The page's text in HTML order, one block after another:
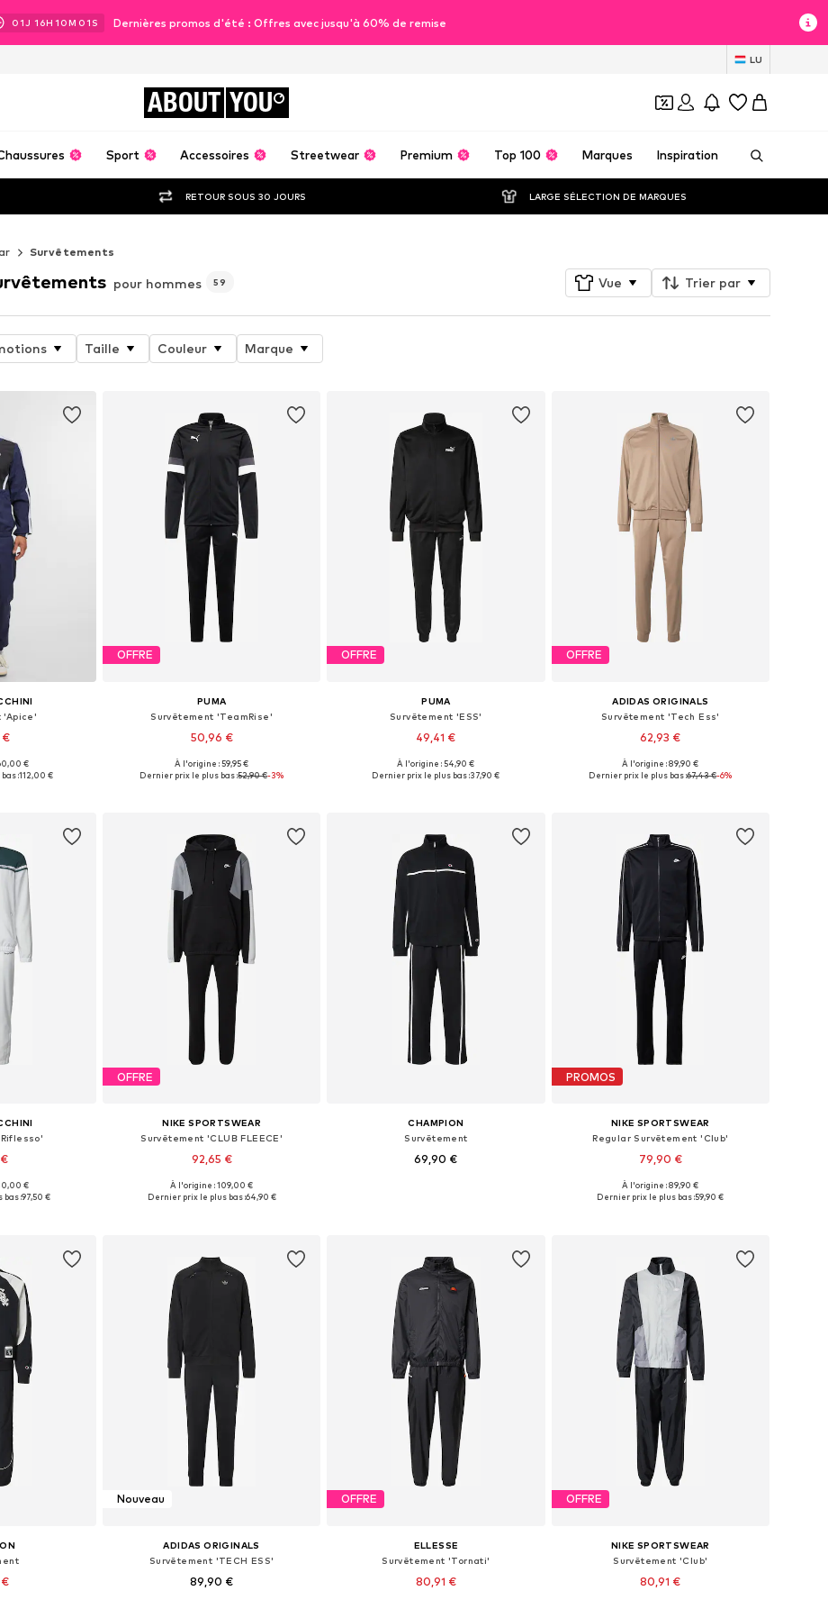
01J 16H 10M 00S Dernières promos d'été : Offres avec jusqu'à 60% de remise
LU
ABOUT YOU
Sport Accessoires Streetwear Premium Top 100 Marques Inspiration
RETOUR SOUS 30 JOURS LARGE SÉLECTION DE MARQUES
Survêtements
pour hommes 59 Vue Trier par
Taille Couleur Marque
'Apice'
€
M, L, XL, XXL
€
:112,00 €
OFFRE
PUMA
Survêtement 'TeamRise'
50,96 €
Tailles disponibles: S, M, L, XL, XXL
À l'origine : 59,95 €
Dernier prix le plus bas :52,90 €-3%
OFFRE
PUMA
Survêtement 'ESS'
49,41 €
Tailles disponibles: S, M, L, XL, XXL
À l'origine : 54,90 €
Dernier prix le plus bas :37,90 €
OFFRE
ADIDAS ORIGINALS
Survêtement 'Tech Ess'
62,93 €
+2
À l'origine : 89,90 €
Dernier prix le plus bas :67,43 €-6%
M, L, XXL
€
bas :97,50 €
OFFRE
NIKE SPORTSWEAR
Survêtement 'CLUB FLEECE'
92,65 €
Tailles disponibles: XS, S, M, L, XL, XXL
À l'origine : 109,00 €
Dernier prix le plus bas :64,90 €
CHAMPION
Survêtement
69,90 €
PROMOS
NIKE SPORTSWEAR
Regular Survêtement 'Club'
79,90 €
+3
Tailles disponibles: XS, S, M, L, XL, XXL
À l'origine : 89,90 €
Dernier prix le plus bas :59,90 €
Nouveau
ADIDAS ORIGINALS
Survêtement 'TECH ESS'
89,90 €
OFFRE
ELLESSE
Survêtement 'Tornati'
80,91 €
OFFRE
NIKE SPORTSWEAR
Survêtement 'Club'
80,91 €